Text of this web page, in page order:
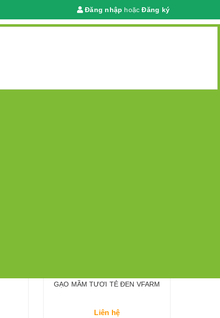
Đăng nhập hoặc Đăng ký
GẠO MẦM TƯƠI TẺ ĐEN VFARM
Liên hệ